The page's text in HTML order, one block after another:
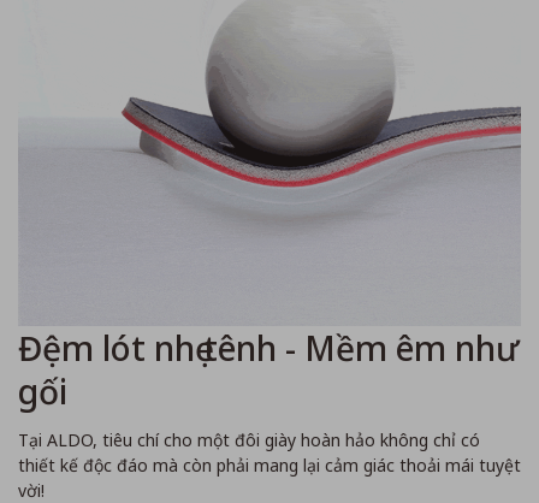
Đệm lót nhẹ tênh - Mềm êm như
gối
Tại ALDO, tiêu chí cho một đôi giày hoàn hảo không chỉ có
thiết kế độc đáo mà còn phải mang lại cảm giác thoải mái tuyệt
vời!